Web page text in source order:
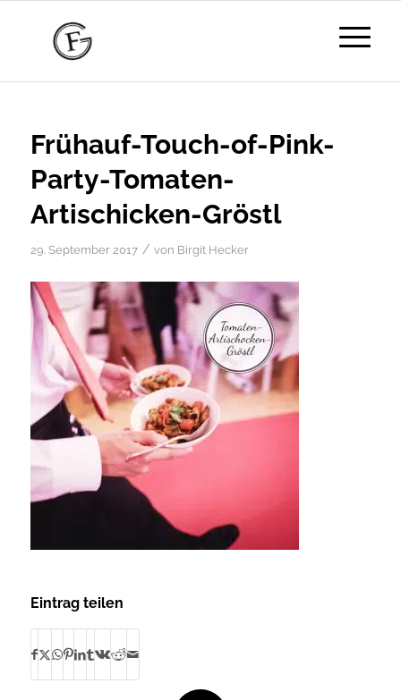
Frühauf-Touch-of-Pink-
Party-Tomaten-
Artischicken-Gröstl
29. September 2017 / von Birgit Hecker
Eintrag teilen